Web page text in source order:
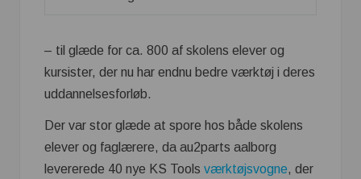
– til glæde for ca. 800 af skolens elever og
kursister, der nu har endnu bedre værktøj i deres
uddannelsesforløb.
Der var stor glæde at spore hos både skolens
elever og faglærere, da au2parts aalborg
levererede 40 nye KS Tools værktøjsvogne, der